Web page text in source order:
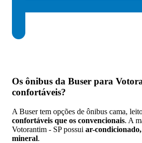
Os ônibus da Buser para
confortáveis?
A Buser tem opções de ônibus cama,
confortáveis que os convencionais. A
Votorantim - SP possui ar-
mineral.